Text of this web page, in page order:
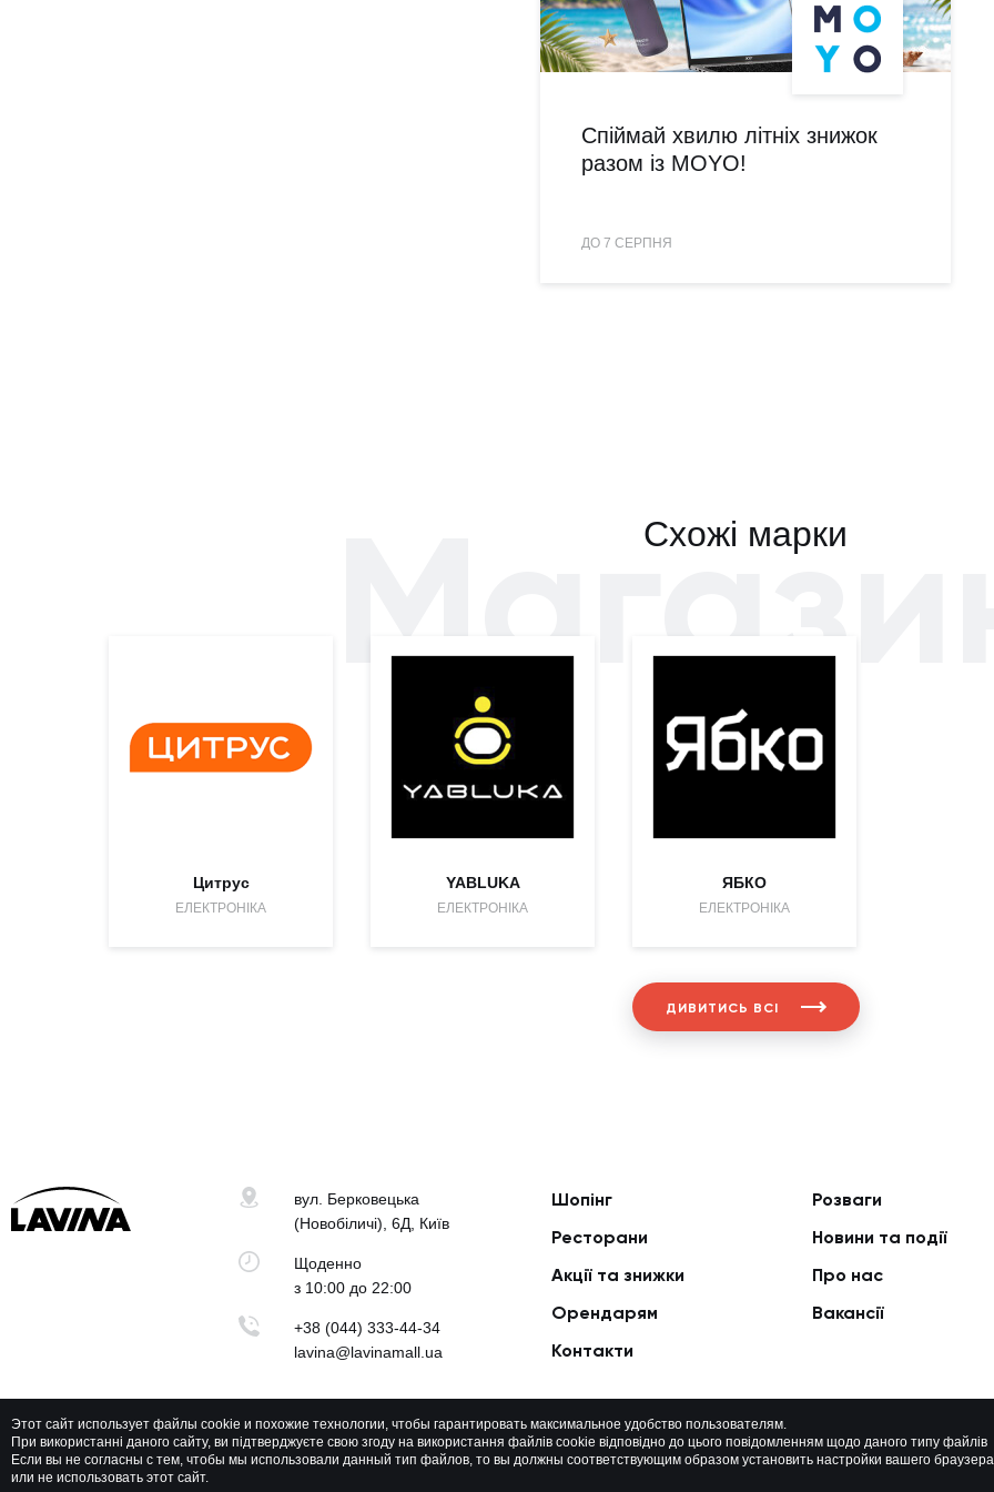
Спіймай хвилю літніх знижок
разом із MOYO!
ДО 7 СЕРПНЯ
Схожі марки
Цитрус
ЕЛЕКТРОНІКА
YABLUKA
ЕЛЕКТРОНІКА
ЯБКО
ЕЛЕКТРОНІКА
ДИВИТИСЬ ВСІ
вул. Берковецька
(Новобіличі), 6Д, Київ
Щоденно
з 10:00 до 22:00
+38 (044) 333-44-34
lavina@lavinamall.ua
Шопінг
Розваги
Ресторани
Новини та події
Акції та знижки
Про нас
Орендарям
Вакансії
Контакти
Lavina Mall © 2026 Всі права захищені Політика приватності Мапа сайту
Этот сайт использует файлы cookie и похожие технологии, чтобы гарантировать максимальное удобство пользователям.
При використанні даного сайту, ви підтверджуєте свою згоду на використання файлів cookie відповідно до цього повідомленням щодо даного типу файлів
Если вы не согласны с тем, чтобы мы использовали данный тип файлов, то вы должны соответствующим образом установить настройки вашего браузера
или не использовать этот сайт.